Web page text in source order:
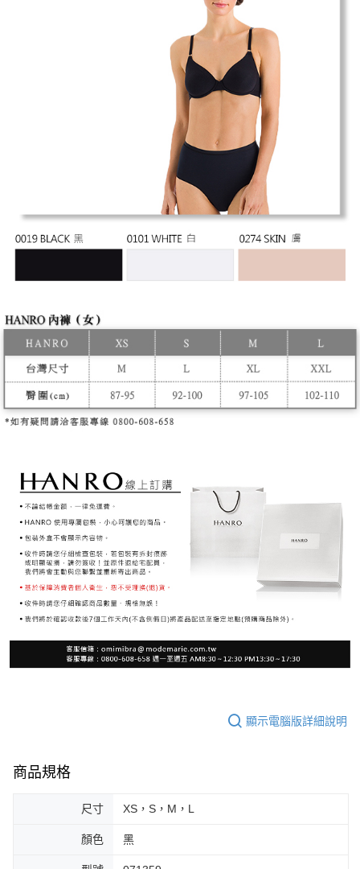
顯示電腦版詳細說明
商品規格
尺寸 XS，S，M，L
顏色 黑